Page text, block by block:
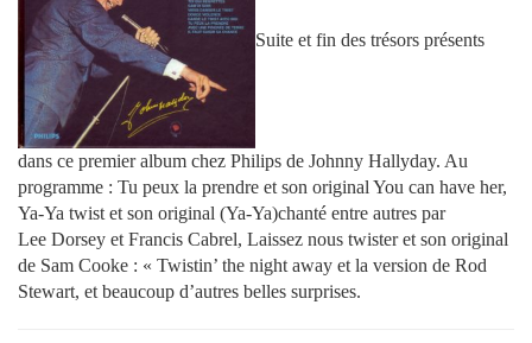
Suite et fin des trésors présents
dans ce premier album chez Philips de Johnny Hallyday. Au
programme : Tu peux la prendre et son original You can have her,
Ya-Ya twist et son original (Ya-Ya)chanté entre autres par
Lee Dorsey et Francis Cabrel, Laissez nous twister et son original
de Sam Cooke : « Twistin’ the night away et la version de Rod
Stewart, et beaucoup d’autres belles surprises.